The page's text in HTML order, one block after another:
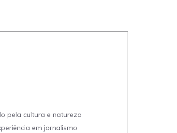
pela cultura e natureza
em jornalismo